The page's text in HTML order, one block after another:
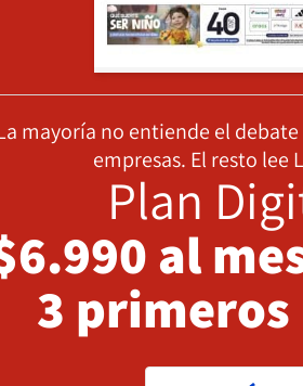
mayoría no entiende el
empresas. El resto lee
Plan
al
3 primeros